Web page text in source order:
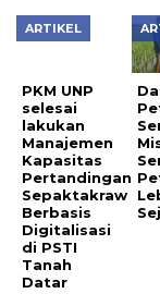
ARTIKEL
PKM UNP
Manajemen
Kapasitas
Pertandingan
Sepaktakraw
Berbasis
Digitalisasi
di PSTI
Tanah
Datar